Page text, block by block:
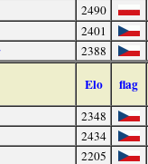
2490
2401
2388
Elo flag
2348
2434
2205